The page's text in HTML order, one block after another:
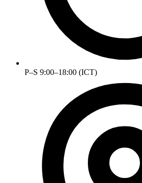
P–S 9:00–18:00 (ICT)